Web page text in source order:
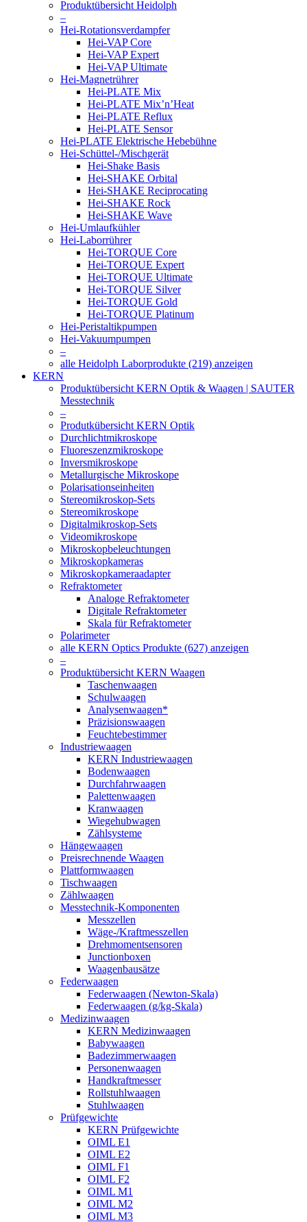
Produktübersicht Heidolph
–
Hei-Rotationsverdampfer
Hei-VAP Core
Hei-VAP Expert
Hei-VAP Ultimate
Hei-Magnetrührer
Hei-PLATE Mix
Hei-PLATE Mix’n’Heat
Hei-PLATE Reflux
Hei-PLATE Sensor
Hei-PLATE Elektrische Hebebühne
Hei-Schüttel-/Mischgerät
Hei-Shake Basis
Hei-SHAKE Orbital
Hei-SHAKE Reciprocating
Hei-SHAKE Rock
Hei-SHAKE Wave
Hei-Umlaufkühler
Hei-Laborrührer
Hei-TORQUE Core
Hei-TORQUE Expert
Hei-TORQUE Ultimate
Hei-TORQUE Silver
Hei-TORQUE Gold
Hei-TORQUE Platinum
Hei-Peristaltikpumpen
Hei-Vakuumpumpen
–
alle Heidolph Laborprodukte (219) anzeigen
KERN
Produktübersicht KERN Optik & Waagen | SAUTER
Messtechnik
–
Produtkübersicht KERN Optik
Durchlichtmikroskope
Fluoreszenzmikroskope
Inversmikroskope
Metallurgische Mikroskope
Polarisationseinheiten
Stereomikroskop-Sets
Stereomikroskope
Digitalmikroskop-Sets
Videomikroskope
Mikroskopbeleuchtungen
Mikroskopkameras
Mikroskopkameraadapter
Refraktometer
Analoge Refraktometer
Digitale Refraktometer
Skala für Refraktometer
Polarimeter
alle KERN Optics Produkte (627) anzeigen
–
Produktübersicht KERN Waagen
Taschenwaagen
Schulwaagen
Analysenwaagen*
Präzisionswaagen
Feuchtebestimmer
Industriewaagen
KERN Industriewaagen
Bodenwaagen
Durchfahrwaagen
Palettenwaagen
Kranwaagen
Wiegehubwagen
Zählsysteme
Hängewaagen
Preisrechnende Waagen
Plattformwaagen
Tischwaagen
Zählwaagen
Messtechnik-Komponenten
Messzellen
Wäge-/Kraftmesszellen
Drehmomentsensoren
Junctionboxen
Waagenbausätze
Federwaagen
Federwaagen (Newton-Skala)
Federwaagen (g/kg-Skala)
Medizinwaagen
KERN Medizinwaagen
Babywaagen
Badezimmerwaagen
Personenwaagen
Handkraftmesser
Rollstuhlwaagen
Stuhlwaagen
Prüfgewichte
KERN Prüfgewichte
OIML E1
OIML E2
OIML F1
OIML F2
OIML M1
OIML M2
OIML M3